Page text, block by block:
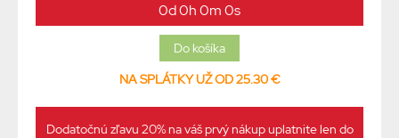
0d 0h 0m 0s
NA SPLÁTKY UŽ OD 25.30 €
Dodatočnú zľavu 20% na váš prvý nákup uplatnite len do